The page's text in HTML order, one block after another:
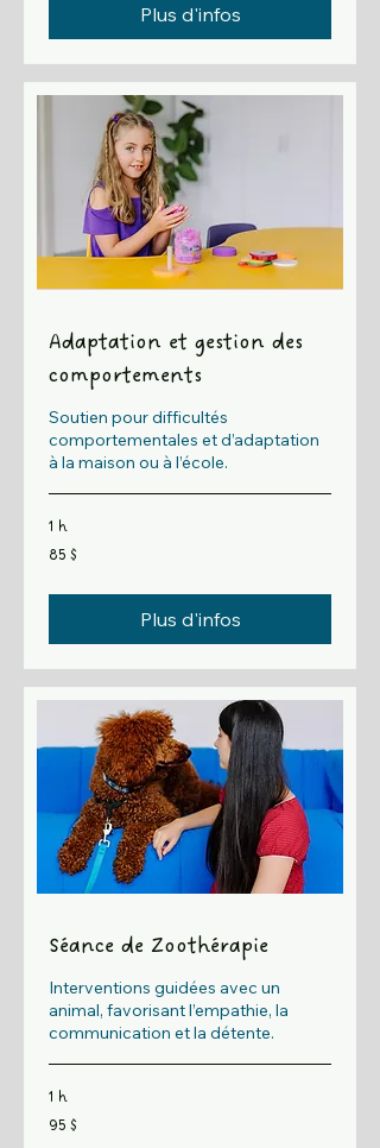
Plus d'infos
Adaptation et gestion des
comportements
Soutien pour difficultés
comportementales et d’adaptation
à la maison ou à l’école.
1 h
85 dollars
canadiens
85 $
Plus d'infos
Séance de Zoothérapie
Interventions guidées avec un
animal, favorisant l’empathie, la
communication et la détente.
1 h
95 dollars
canadiens
95 $